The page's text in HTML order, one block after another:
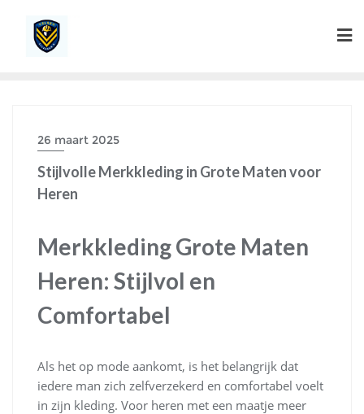
26 maart 2025
Stijlvolle Merkkleding in Grote Maten voor
Heren
Merkkleding Grote Maten
Heren: Stijlvol en
Comfortabel
Als het op mode aankomt, is het belangrijk dat
iedere man zich zelfverzekerd en comfortabel voelt
in zijn kleding. Voor heren met een maatje meer